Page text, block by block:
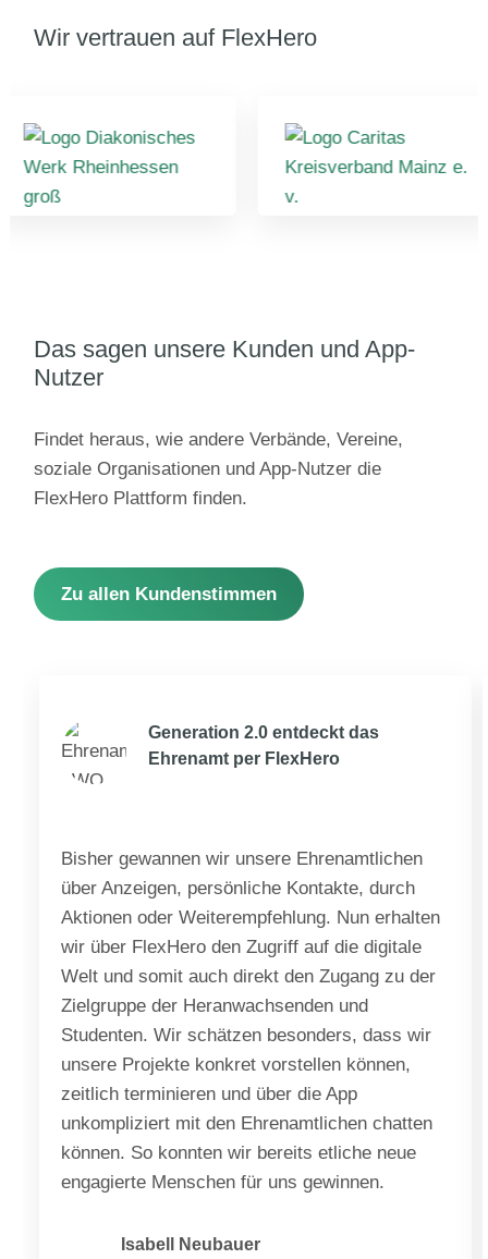
Wir vertrauen auf FlexHero
Das sagen unsere Kunden und App-
Nutzer
Findet heraus, wie andere Verbände, Vereine,
soziale Organisationen und App-Nutzer die
FlexHero Plattform finden.
Zu allen Kundenstimmen
Generation 2.0 entdeckt das
Ehrenamt per FlexHero
Bisher gewannen wir unsere Ehrenamtlichen
über Anzeigen, persönliche Kontakte, durch
Aktionen oder Weiterempfehlung. Nun erhalten
wir über FlexHero den Zugriff auf die digitale
Welt und somit auch direkt den Zugang zu der
Zielgruppe der Heranwachsenden und
Studenten. Wir schätzen besonders, dass wir
unsere Projekte konkret vorstellen können,
zeitlich terminieren und über die App
unkompliziert mit den Ehrenamtlichen chatten
können. So konnten wir bereits etliche neue
engagierte Menschen für uns gewinnen.
Isabell Neubauer